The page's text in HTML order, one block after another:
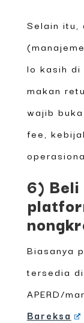
Selain itu,
lo kasih di
makan
wajib
fee,
6) Beli
Biasanya
tersedia
APERD/
Bareksa